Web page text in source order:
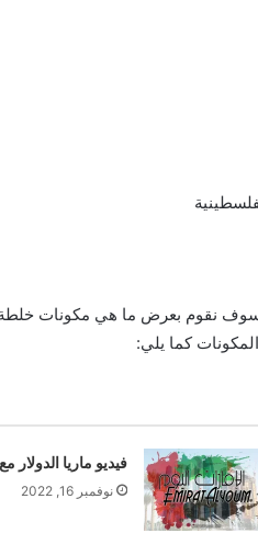
سوف نقوم بعرض ما هي مكونات
كما يلي:
فيديو ماريا الدولار
نوفمبر 16, 2022